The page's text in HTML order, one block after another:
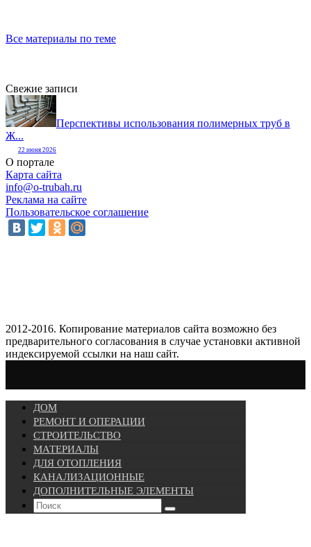
Все материалы по теме
Свежие записи
Перспективы использования полимерных труб в
Ж...
22 июня 2026
О портале
Карта сайта
info@o-trubah.ru
Реклама на сайте
Пользовательское соглашение
2012-2016. Копирование материалов сайта возможно без
предварительного согласования в случае установки активной
индексируемой ссылки на наш сайт.
ДОМ
РЕМОНТ И ОПЕРАЦИИ
СТРОИТЕЛЬСТВО
МАТЕРИАЛЫ
ДЛЯ ОТОПЛЕНИЯ
КАНАЛИЗАЦИОННЫЕ
ДОПОЛНИТЕЛЬНЫЕ ЭЛЕМЕНТЫ